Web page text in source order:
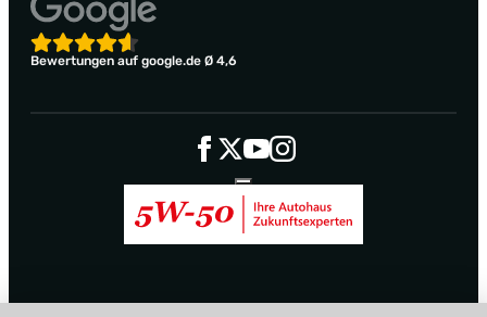
Bewertungen auf google.de Ø 4,6